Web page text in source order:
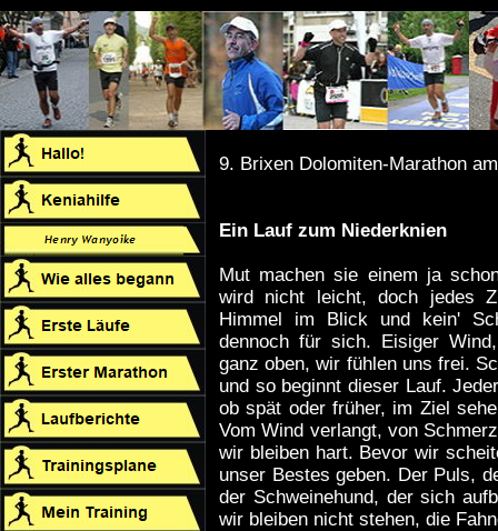
9. Brixen Dolomiten-Marathon
Ein Lauf zum Niederknien
Mut machen sie einem ja
wird nicht leicht, doch jedes
Himmel im Blick und kein'
dennoch für sich. Eisiger
ganz oben, wir fühlen uns frei.
und so beginnt dieser Lauf.
ob spät oder früher, im Ziel
Vom Wind verlangt, von
wir bleiben hart. Bevor wir
unser Bestes geben. Der Puls,
der Schweinehund, der sich
wir bleiben nicht stehen, die